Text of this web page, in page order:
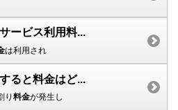
ービス利用料...
は利用され
ると料金はど...
り 料金が発生し